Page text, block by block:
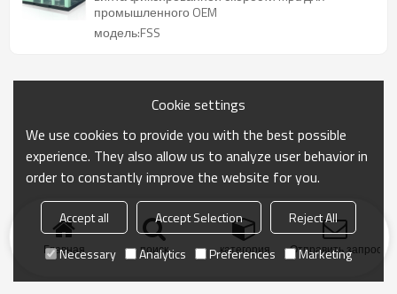
промышленного OEM
модель:FSS
Главная поиск категория Отправить запрос
Cookie settings
We use cookies to provide you with the best possible
experience. They also allow us to analyze user behavior in
order to constantly improve the website for you.
Accept all Accept Selection
Reject All
Necessary
Analytics Preferences Marketing